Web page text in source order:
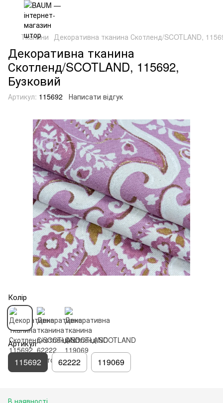
Тканини Декоративна тканина Скотленд/SCOTLAND,
Декоративна тканина
Скотленд/SCOTLAND, 115692,
Бузковий
Артикул: 115692 Написати відгук
Колір
Артикул
115692 62222 119069
В наявності